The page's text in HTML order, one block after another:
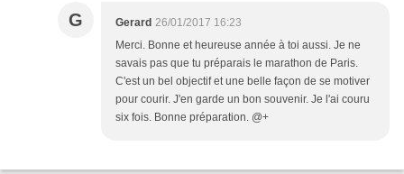
G Gerard 26/01/2017 16:23
Merci. Bonne et heureuse année à toi aussi. Je ne
savais pas que tu préparais le marathon de Paris.
C'est un bel objectif et une belle façon de se motiver
pour courir. J'en garde un bon souvenir. Je l'ai couru
six fois. Bonne préparation. @+